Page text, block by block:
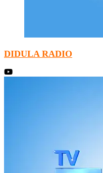
DIDULA RADIO